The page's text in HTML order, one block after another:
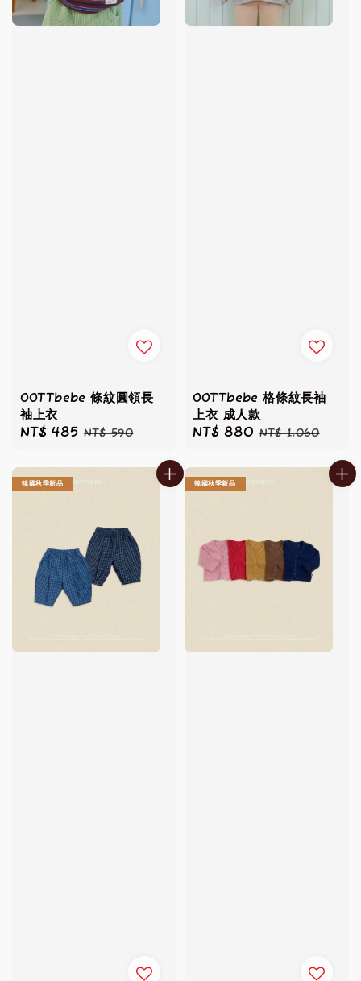
OOTTbebe 條紋圓領長
袖上衣
Sale
NT$ 485 Regular
NT$ 590
OOTTbebe 格條紋長袖
上衣 成人款
Sale
NT$ 880 Regular
NT$ 1,060
韓國秋季新品 韓國秋季新品